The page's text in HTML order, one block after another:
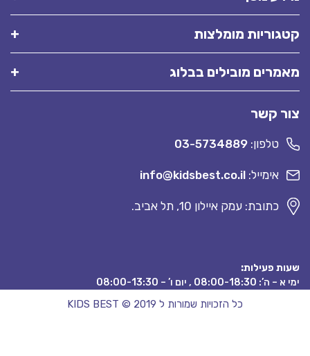
מומלצות
מובילים בבלוג
קשר
טלפון:03-5734889
אימייל:info@kidsbest.co.il
כתובת: עמק איילון 10, תל אביב.
פעילות:
, יום ו’ – 08:00-13:30
כל הזכויות שמורות ל KIDS BEST © 2019